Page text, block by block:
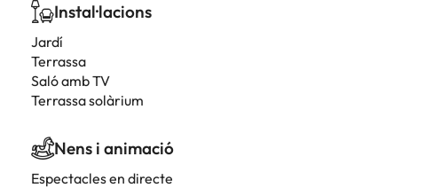
Instal·lacions
Jardí
Terrassa
Saló amb TV
Terrassa solàrium
Nens i animació
Espectacles en directe